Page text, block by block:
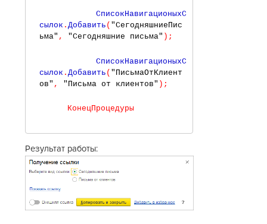
СписокНавигационыхС
сылок .Добавить ( "СегодняшниеПис
ьма" , "Сегодняшние письма" ) ;
СписокНавигационыхС
сылок .Добавить ( "ПисьмаОтКлиент
ов" , "Письма от клиентов" ) ;
КонецПроцедуры
Результат работы: